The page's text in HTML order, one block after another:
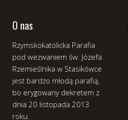
O nas
Rzymskokatolicka Parafia
pod wezwaniem św. Józefa
Rzemieślnika w Stasikówce
jest bardzo młodą parafią,
bo erygowany dekretem z
dnia 20 listopada 2013
roku.